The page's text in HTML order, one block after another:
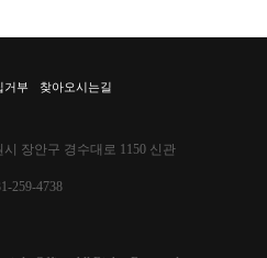
거부 찾아오시는길
시 장안구 경수대로 1150 신관
259-4738